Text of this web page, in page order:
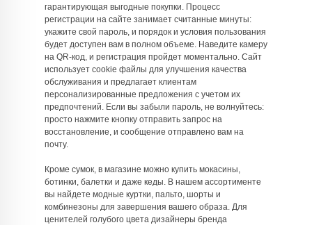
гарантирующая выгодные покупки. Процесс
регистрации на сайте занимает считанные минуты:
укажите свой пароль, и порядок и условия пользования
будет доступен вам в полном объеме. Наведите камеру
на QR-код, и регистрация пройдет моментально. Сайт
использует cookie файлы для улучшения качества
обслуживания и предлагает клиентам
персонализированные предложения с учетом их
предпочтений. Если вы забыли пароль, не волнуйтесь:
просто нажмите кнопку отправить запрос на
восстановление, и сообщение отправлено вам на
почту.
Кроме сумок, в магазине можно купить мокасины,
ботинки, балетки и даже кеды. В нашем ассортименте
вы найдете модные куртки, пальто, шорты и
комбинезоны для завершения вашего образа. Для
ценителей голубого цвета дизайнеры бренда